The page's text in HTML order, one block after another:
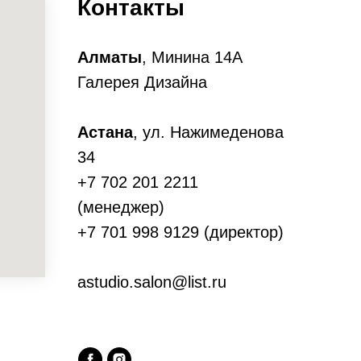
Контакты
Алматы, Минина 14А
Галерея Дизайна
Астана, ул. Нажимеденова
34
+7 702 201 2211
(менеджер)
+7 701 998 9129 (директор)
astudio.salon@list.ru